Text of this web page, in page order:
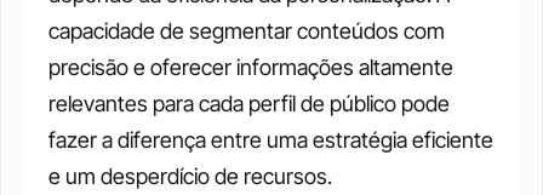
capacidade de segmentar conteúdos com
precisão e oferecer informações altamente
relevantes para cada perfil de público pode
fazer a diferença entre uma estratégia eficiente
e um desperdício de recursos.